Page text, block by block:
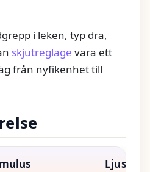
i leken, typ dra,
skjutreglage vara ett
från nyfikenhet till
Ljus/ljud